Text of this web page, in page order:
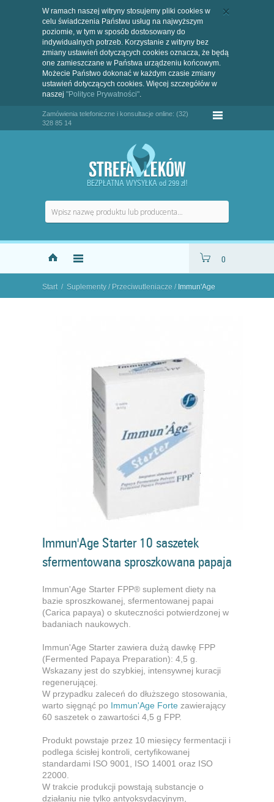
W ramach naszej witryny stosujemy pliki cookies w
celu świadczenia Państwu usług na najwyższym
poziomie, w tym w sposób dostosowany do
indywidualnych potrzeb. Korzystanie z witryny bez
zmiany ustawień dotyczących cookies oznacza, że będą
one zamieszczane w Państwa urządzeniu końcowym.
Możecie Państwo dokonać w każdym czasie zmiany
ustawień dotyczących cookies. Więcej szczegółów w
naszej "Polityce Prywatności".
Zamówienia telefoniczne i konsultacje online: (32)
328 85 14
BEZPŁATNA WYSYŁKA od 299 zł!
0
Start / Suplementy / Przeciwutleniacze / Immun'Age
Immun'Age Starter 10 saszetek
sfermentowana sproszkowana papaja
Immun'Age Starter FPP® suplement diety na
bazie sproszkowanej, sfermentowanej papai
(Carica papaya) o skuteczności potwierdzonej w
badaniach naukowych.
Immun'Age Starter zawiera dużą dawkę FPP
(Fermented Papaya Preparation): 4,5 g.
Wskazany jest do szybkiej, intensywnej kuracji
regenerującej.
W przypadku zaleceń do dłuższego stosowania,
warto sięgnąć po Immun'Age Forte zawierający
60 saszetek o zawartości 4,5 g FPP.
Produkt powstaje przez 10 miesięcy fermentacji i
podlega ścisłej kontroli, certyfikowanej
standardami ISO 9001, ISO 14001 oraz ISO
22000.
W trakcie produkcji powstają substancje o
działaniu nie tylko antyoksydacyjnym,